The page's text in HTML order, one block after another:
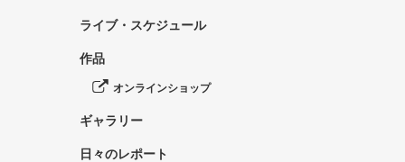
ライブ・スケジュール
作品
オンラインショップ
ギャラリー
日々のレポート